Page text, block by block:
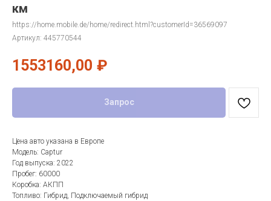
км
https://home.mobile.de/home/redirect.html?customerId=36569097
Артикул: 445770544
1553160,00 ₽
Запрос
Цена авто указана в Европе
Модель: Captur
Год выпуска: 2022
Пробег: 60000
Коробка: АКПП
Топливо: Гибрид, Подключаемый гибрид